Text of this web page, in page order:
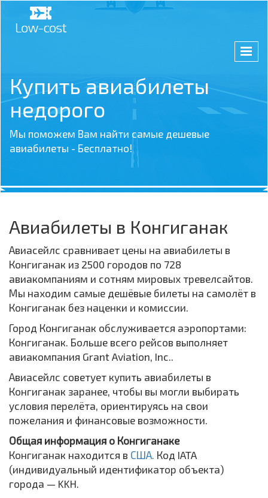
Купить авиабилеты
недорого
Мы поможем Вам найти самые дешевые
авиабилеты - Бесплатно!
Авиабилеты в Конгиганак
Авиасейлс сравнивает цены на авиабилеты в
Конгиганак из 2500 городов по 728
авиакомпаниям и сотням мировых тревелсайтов.
Мы находим самые дешёвые билеты на самолёт в
Конгиганак без наценки и комиссии.
Город Конгиганак обслуживается аэропортами:
Конгиганак. Больше всего рейсов выполняет
авиакомпания Grant Aviation, Inc..
Авиасейлс советует купить авиабилеты в
Конгиганак заранее, чтобы вы могли выбирать
условия перелёта, ориентируясь на свои
пожелания и финансовые возможности.
Общая информация о Конгиганаке
Конгиганак находится в США. Код IATA
(индивидуальный идентификатор объекта)
города — KKH.